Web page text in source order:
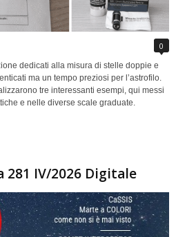
0
dedicati alla misura di stelle doppie e
ma un tempo preziosi per l’astrofilo.
tre interessanti esempi, qui messi
e nelle diverse scale graduate.
IV/2026 Digitale